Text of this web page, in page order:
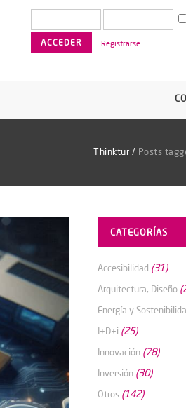
Registrarse
Thinktur / Posts
CATEGORÍAS
Accesibilidad (31)
Arquitectura, Diseño
Energía y
I+D+i (25)
Innovación (78)
Inversión (30)
Otros (142)